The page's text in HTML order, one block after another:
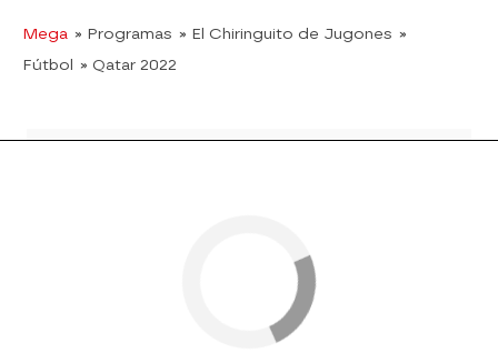
Mega » Programas » El Chiringuito de Jugones »
Fútbol » Qatar 2022